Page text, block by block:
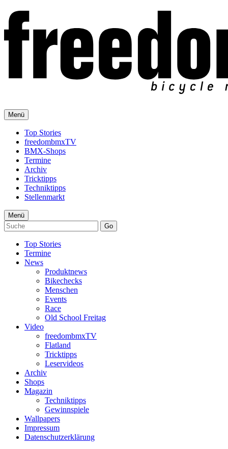
Menü
Top Stories
freedombmxTV
BMX-Shops
Termine
Archiv
Tricktipps
Techniktipps
Stellenmarkt
Menü
Go
Top Stories
Termine
News
Produktnews
Bikechecks
Menschen
Events
Race
Old School Freitag
Video
freedombmxTV
Flatland
Tricktipps
Leservideos
Archiv
Shops
Magazin
Techniktipps
Gewinnspiele
Wallpapers
Impressum
Datenschutzerklärung